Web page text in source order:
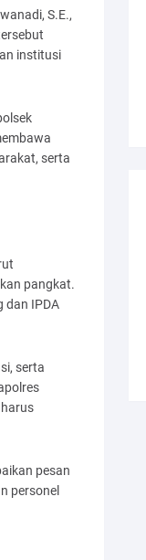
S.E.,
institusi
serta
pangkat.
dan IPDA
serta
pesan
personel